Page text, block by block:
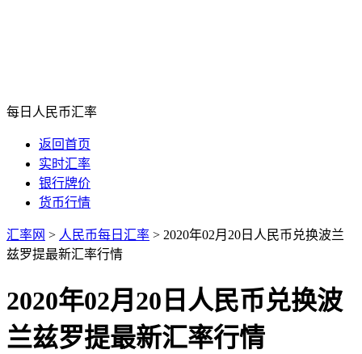
每日人民币汇率
返回首页
实时汇率
银行牌价
货币行情
汇率网 > 人民币每日汇率 > 2020年02月20日人民币兑换波兰
兹罗提最新汇率行情
2020年02月20日人民币兑换波
兰兹罗提最新汇率行情